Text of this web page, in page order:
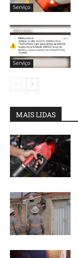
Serviço
Serviço
MAIS LIDAS